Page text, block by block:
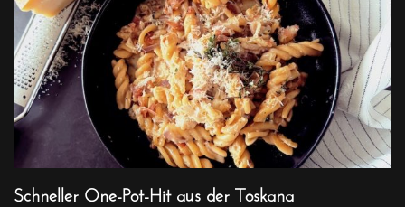
Schneller One-Pot-Hit aus der Toskana